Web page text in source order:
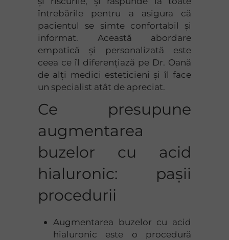
întrebările pentru a asigura că
pacientul se simte confortabil și
informat. Această abordare
empatică și personalizată este
ceea ce îl diferențiază pe Dr. Oană
de alți medici esteticieni și îl face
un specialist atât de apreciat.
Ce presupune
augmentarea
buzelor cu acid
hialuronic: pașii
procedurii
Augmentarea buzelor cu acid
hialuronic este o procedură